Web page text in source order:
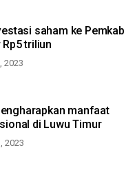
saham ke Pemkab
triliun
2023
manfaat
di Luwu Timur
2023